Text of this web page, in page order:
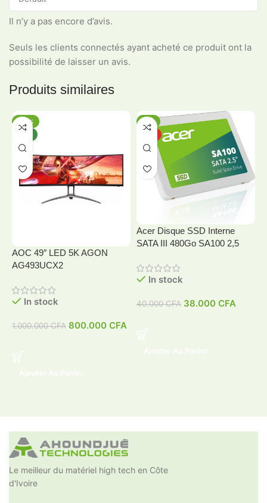
Il n’y a pas encore d’avis.
Seuls les clients connectés ayant acheté ce produit ont la
possibilité de laisser un avis.
Produits similaires
-20%
AOC 49″ LED 5K AGON
AG493UCX2
In stock
1.000.000CFA 800.000 CFA
-5%
Acer Disque SSD Interne
SATA III 480Go SA100 2,5
In stock
40.000CFA 38.000 CFA
Le meilleur du matériel high tech en Côte
d'Ivoire